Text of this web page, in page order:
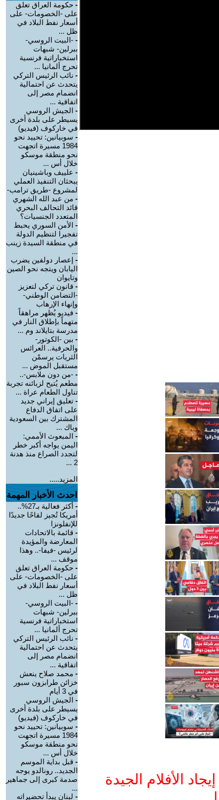
الأفلام الجيدة
- حكومة العراق تعلق
على -الخصومات- على
أسعار نفط البلاد في
ظل ...
- -البيت الروسي-
ببرلين- شبهات
استخباراتية فرنسية
تحرج ألمانيا ...
- نائب الرئيس التركي
يتحدث عن احتمالية
انضمام مصر إلى
اتفاقية ...
- الجيش الروسي
يسيطر على بلدة أخرى
في خاركوف (فيديو)
- سوبيانين: تحييد نحو
1984 مسيرة اتجهت
نحو منطقة موسكو
خلال أس ...
- علييف وباشينيان
يبحثان التنفيذ العملي
لمشروع -طريق ترامب-
- من عبد الله الشهري
قائد التحالف البحري
المتعدد الجنسيات؟
- الأمن السوري يحبط
تفجيرا لتنظيم الدولة
في منطقة السيدة زينب
...
- إعصار دولفين يضرب
اليابان ويتجه نحو الصين
وتايوان
- قانون تركي لتعزيز
-التضامن الوطني-
وإنهاء الإرهاب
- فيديو يُظهر مراهقاً
متهماً بإطلاق النار في
مدرسة بتايلاند وم ...
- بين -الكوتور-
والحرفية.. العرائس
الثريات يرسمْن
مستقبل الموض ...
- -من دون ملابس-..
مطعم يُتيح لزبائنه تجربة
تناول الطعام عراة ...
- تعليق إيراني جديد
على اتفاق الدفاع
المشترك بين السعودية
وباك ...
- المبعوث الأممي:
اليمن يواجه أكبر خطر
لتجدد الصراع منذ هدنة
2 ...
المزيد.....
احدث الأخبار المهمة
-
أكثر فعالية بـ27%..
أمريكا تُجيز لقاحًا جديدًا
للإنفلونزا
- قائمة بالاتحادات
المعارضة والمؤيدة
لرئيس -فيفا-.. وهذا
موقف ...
- حكومة العراق تعلق
على -الخصومات- على
أسعار نفط البلاد في
ظل ...
- -البيت الروسي-
ببرلين- شبهات
استخباراتية فرنسية
تحرج ألمانيا ...
- نائب الرئيس التركي
يتحدث عن احتمالية
انضمام مصر إلى
اتفاقية ...
- محمد صلاح ينعش
خزائن طرابزون سبور
في 3 أيام
- الجيش الروسي
يسيطر على بلدة أخرى
في خاركوف (فيديو)
- سوبيانين: تحييد نحو
1984 مسيرة اتجهت
نحو منطقة موسكو
خلال أس ...
- قبل بداية الموسم
الجديد.. رونالدو يوجه
صدمة كبرى إلى جماهير
...
- لبنان يبدأ تحضيراته